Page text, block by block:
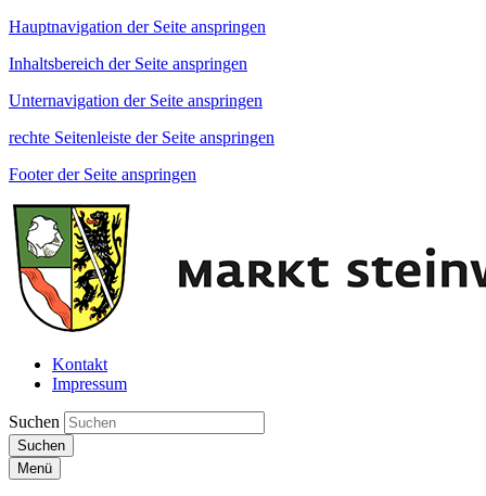
Hauptnavigation der Seite anspringen
Inhaltsbereich der Seite anspringen
Unternavigation der Seite anspringen
rechte Seitenleiste der Seite anspringen
Footer der Seite anspringen
Kontakt
Impressum
Suchen
Suchen
Menü